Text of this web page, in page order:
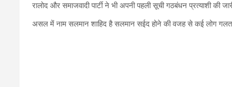
रालोद और समाजवादी पार्टी ने भी अपनी पहली सूची गठबंधन प्रत्याशी की
असल में नाम सलमान शाहिद है सलमान सईद होने की वजह से कई लोग